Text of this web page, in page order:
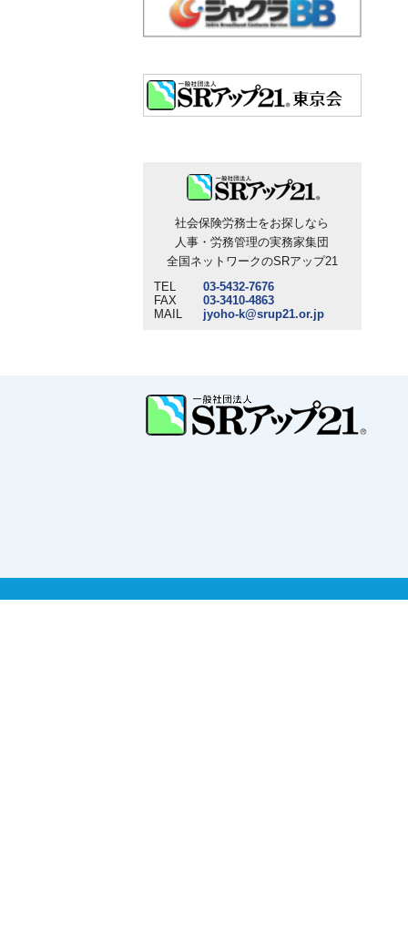
社会保険労務士をお探しなら
人事・労務管理の実務家集団
全国ネットワークのSRアップ21
TEL
03-5432-7676
FAX
03-3410-4863
MAIL
jyoho-k@srup21.or.jp